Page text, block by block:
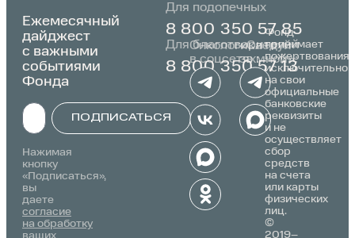
Для подопечных
8 800 350 57 85
Для благотворителей
8 800 350 57 13
Ежемесячный
дайджест
с важными
событиями
Фонда
ПОДПИСАТЬСЯ
Нажимая
кнопку
«Подписаться»,
вы
даете
согласие
на обработку
ваших
Онкологика
в соцсетях:
«Следуй
за мной»:
©
2019–
Фонд
принимает
пожертвования
исключительно
на свои
официальные
банковские
реквизиты
и не
осуществляет
сбор
средств
на счета
или карты
физических
лиц.